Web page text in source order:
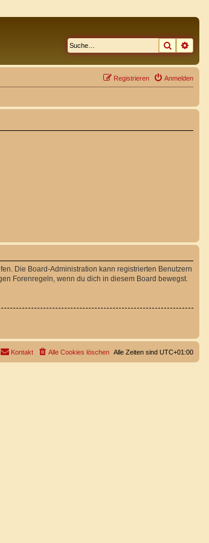
Suche
Anmelden
Registrieren
Die Board-Administration kann registrierten Benutzern
Forenregeln, wenn du dich in diesem Board bewegst.
Alle Zeiten sind UTC+01:00
Alle Cookies löschen
Kontakt